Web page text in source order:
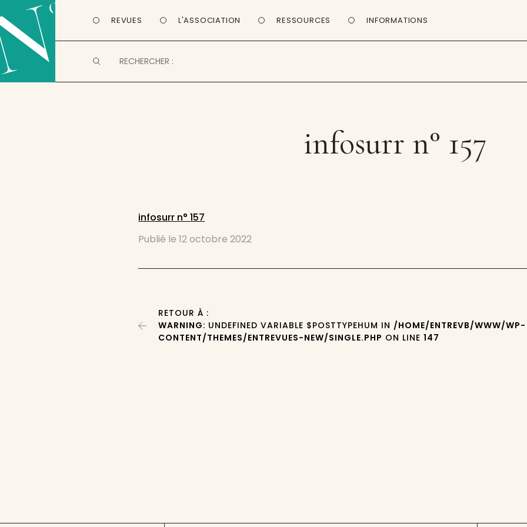
REVUES L'ASSOCIATION RESSOURCES INFORMATIONS
infosurr n° 157
infosurr n° 157
Publié le12 octobre 2022
RETOUR À :
WARNING: UNDEFINED VARIABLE $POSTTYPEHUM IN /HOME/ENTREVB/WWW/WP-
CONTENT/THEMES/ENTREVUES-NEW/SINGLE.PHP ON LINE147